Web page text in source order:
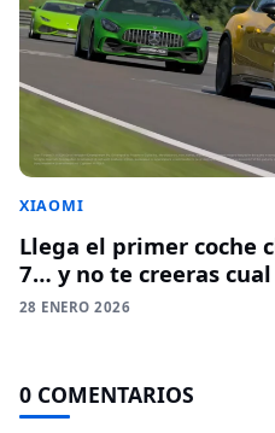
XIAOMI
Llega el primer coche
7… y no te creeras cual
28 ENERO 2026
0 COMENTARIOS